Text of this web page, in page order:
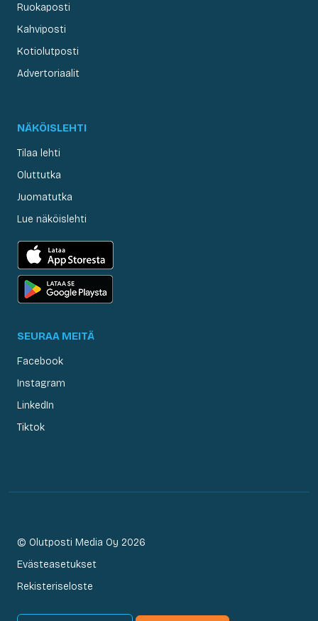
Ruokaposti
Kahviposti
Kotiolutposti
Advertoriaalit
NÄKÖISLEHTI
Tilaa lehti
Oluttutka
Juomatutka
Lue näköislehti
SEURAA MEITÄ
Facebook
Instagram
LinkedIn
Tiktok
© Olutposti Media Oy 2026
Evästeasetukset
Rekisteriseloste